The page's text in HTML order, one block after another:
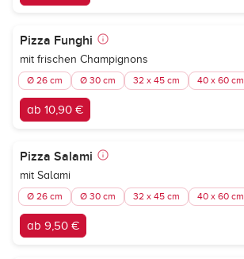
Pizza Funghi
mit frischen Champignons
Ø 26 cm Ø 30 cm 32 x 45 cm 40 x 60 cm
ab 10,90 €
Pizza Salami
mit Salami
Ø 26 cm Ø 30 cm 32 x 45 cm 40 x 60 cm
ab 9,50 €